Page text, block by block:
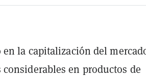
la capitalización del
en productos de